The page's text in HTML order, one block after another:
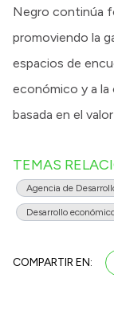
Negro continúa
promoviendo la
espacios de
económico y a
basada en el
TEMAS
Agencia de
Desarrollo
COMPARTIR EN: